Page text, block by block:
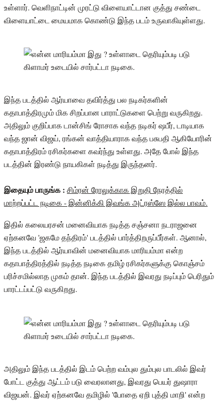
உள்ளார். வெளிநாட்டின் முரட்டு விளையாட்டான குத்து சண்டை
விளையாட்டை மையமாக கொண்டு இந்த படம் உருவாகியுள்ளது.
இந்த படத்தில் ஆர்யாவை தவிர்த்து பல நடிகர்களின்
கதாபாத்திரமும் மிக சிறப்பான பாராட்டுகளை பெற்று வருகிறது.
அதிலும் குறிப்பாக டான்சிங் ரோசாக வந்த நடிகர் ஷபீர், டாடியாக
வந்த ஜான் விஜய், ரங்கன் வாத்தியாராக வந்த பசுபதி ஆகியோரின்
கதாபாத்திரம் ரசிகர்களை கவர்ந்து உள்ளது. அதே போல் இந்த
படத்தின் இரண்டு நாயகிகள் நடித்து இருந்தனர்.
இதையும் பாருங்க : சிம்ரன் ரோலுக்காக இறுதி நேரத்தில்
மாற்றப்பட்ட நடிகை - இன்னிக்கி இவங்க அட்ரஸ்ஸே இல்ல பாவம்.
இதில் கலையரசன் மனைவியாக நடித்த சஞ்சனா நடராஜனை
ஏற்கனவே 'ஜகமே தந்திரம்' படத்தில் பார்த்திறருப்பீர்கள். ஆனால்,
இந்த படத்தில் ஆர்யாவின் மனைவியாக மாரியம்மா என்ற
கதாபாத்திரத்தில் நடித்த நடிகை தமிழ் ரசிகர்களுக்கு கொஞ்சம்
பரிச்சமில்லாத முகம் தான். இந்த படத்தில் இவரது நடிப்பும் பெரிதும்
பாரட்டப்பட்டு வருகிறது.
அதிலும் இந்த படத்தில் இடம் பெற்ற வம்புல தும்புல பாடலில் இவர்
போட்ட குத்து ஆட்டம் படு வைரலானது, இவரது பெயர் துஷாரா
விஜயன். இவர் ஏற்கனவே தமிழில் 'போதை ஏறி புத்தி மாறி' என்ற